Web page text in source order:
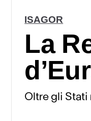
ISAGOR
La
Oltre gli Stati